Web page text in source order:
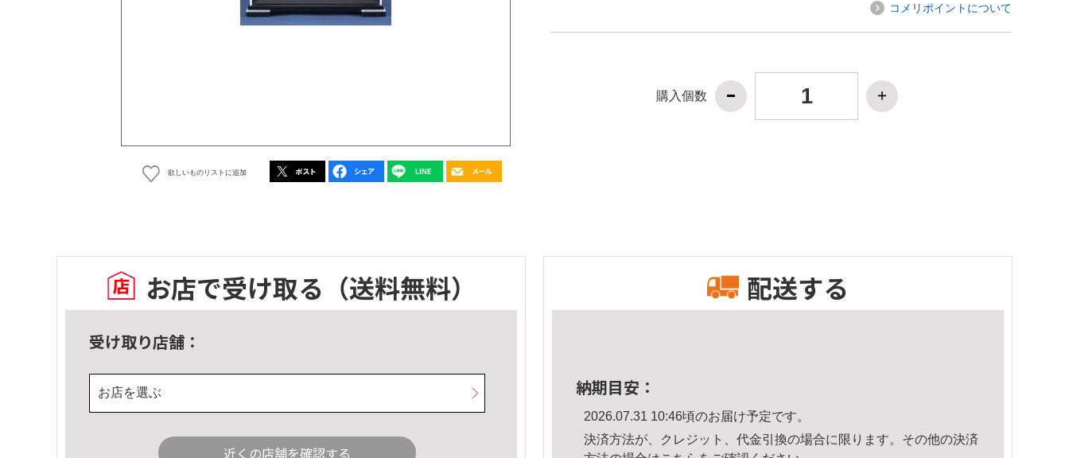
欲しいものリストに追加
コメリポイントについて
購入個数
お店で受け取る （送料無料）
受け取り店舗：
お店を選ぶ
近くの店舗を確認する
配送する
納期目安：
2026.07.31 10:46頃のお届け予定です。
決済方法が、クレジット、代金引換の場合に限ります。その他の決済